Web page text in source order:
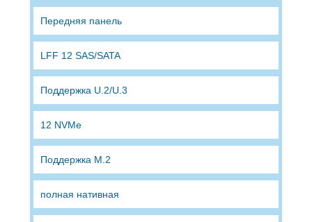
Передняя панель
LFF 12 SAS/SATA
Поддержка U.2/U.3
12 NVMe
Поддержка М.2
полная нативная